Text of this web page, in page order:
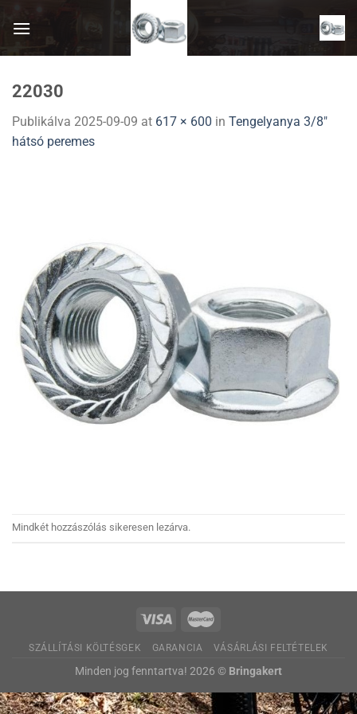
22030
Publikálva 2025-09-09 at 617 × 600 in Tengelyanya 3/8″
hátsó peremes
Mindkét hozzászólás sikeresen lezárva.
SZÁLLÍTÁSI KÖLTÉSGEK GARANCIA VÁSÁRLÁSI FELTÉTELEK
Minden jog fenntartva! 2026 © Bringakert